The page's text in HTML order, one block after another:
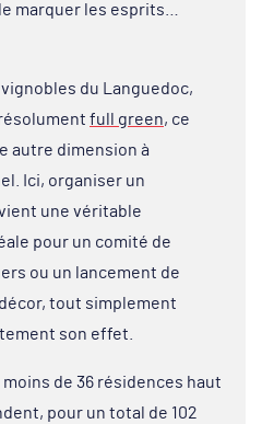
marquer les esprits…
du Languedoc,
full green, ce
autre dimension à
Ici, organiser un
une véritable
pour un comité de
ou un lancement de
tout simplement
son effet.
de 36 résidences haut
pour un total de 102